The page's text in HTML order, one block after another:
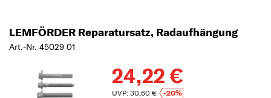
LEMFÖRDER Reparatursatz, Radaufhängung
Art.-Nr. 45029 01
24,22 €
UVP: 30,60 €
-20%